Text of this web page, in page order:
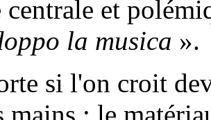
centrale et
la musica ».
si l'on croit